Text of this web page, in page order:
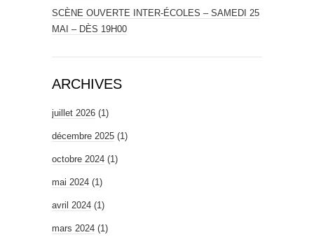
SCÈNE OUVERTE INTER-ÉCOLES – SAMEDI 25
MAI – DÈS 19H00
ARCHIVES
juillet 2026 (1)
décembre 2025 (1)
octobre 2024 (1)
mai 2024 (1)
avril 2024 (1)
mars 2024 (1)